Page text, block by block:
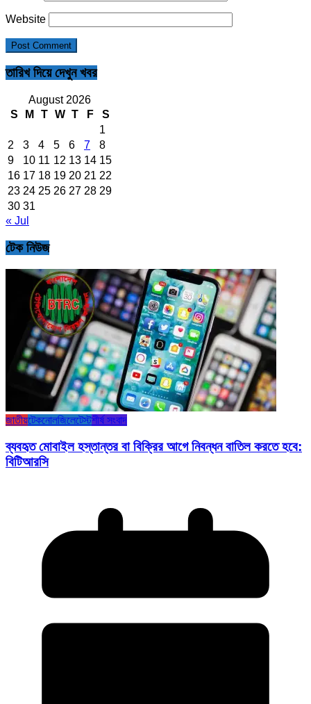
Website
তারিখ দিয়ে দেখুন খবর
August 2026
S
M T W T F
S
1
2
3 4 5 6 7
8
9
10 11 12 13 14 15
16 17 18 19 20 21 22
23 24 25 26 27 28 29
30 31
« Jul
টেক নিউজ
জাতীয়টেকনোলজিলেটেস্টশীর্ষ সংবাদ
ব্যবহৃত মোবাইল হস্তান্তর বা বিক্রির আগে নিবন্ধন বাতিল করতে হবে:
বিটিআরসি